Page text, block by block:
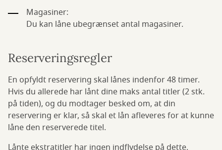
Magasiner:
Du kan låne ubegrænset antal magasiner.
Reserveringsregler
En opfyldt reservering skal lånes indenfor 48 timer.
Hvis du allerede har lånt dine maks antal titler (2 stk.
på tiden), og du modtager besked om, at din
reservering er klar, så skal et lån afleveres for at kunne
låne den reserverede titel.
Lånte ekstratitler har ingen indflydelse på dette.